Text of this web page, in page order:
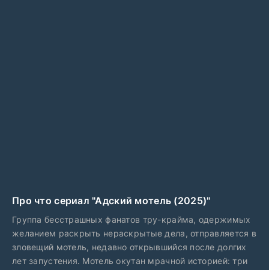
Про что сериал "Адский мотель (2025)"
Группа бесстрашных фанатов тру-крайма, одержимых
желанием раскрыть нераскрытые дела, отправляется в
зловещий мотель, недавно открывшийся после долгих
лет запустения. Мотель окутан мрачной историей: три